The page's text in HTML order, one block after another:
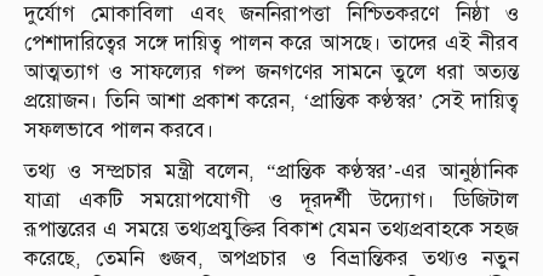
দুর্যোগ মোকাবিলা এবং জননিরাপত্তা নিশ্চিতকরণে নিষ্ঠা ও
পেশাদারিত্বের সঙ্গে দায়িত্ব পালন করে আসছে। তাদের এই নীরব
আত্মত্যাগ ও সাফল্যের গল্প জনগণের সামনে তুলে ধরা অত্যন্ত
প্রয়োজন। তিনি আশা প্রকাশ করেন, ‘প্রান্তিক কণ্ঠস্বর’ সেই দায়িত্ব
সফলভাবে পালন করবে।
তথ্য ও সম্প্রচার মন্ত্রী বলেন, “প্রান্তিক কণ্ঠস্বর’-এর আনুষ্ঠানিক
যাত্রা একটি সময়োপযোগী ও দূরদর্শী উদ্যোগ। ডিজিটাল
রূপান্তরের এ সময়ে তথ্যপ্রযুক্তির বিকাশ যেমন তথ্যপ্রবাহকে সহজ
করেছে, তেমনি গুজব, অপপ্রচার ও বিভ্রান্তিকর তথ্যও নতুন